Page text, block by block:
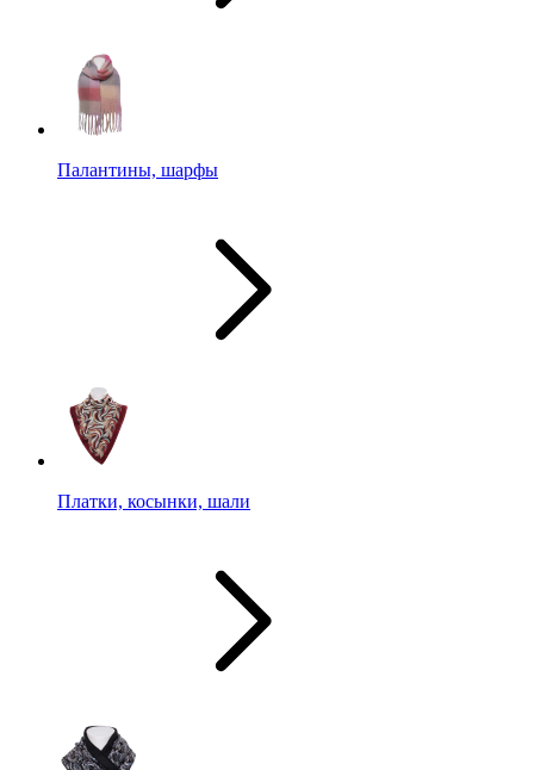
Палантины, шарфы
Платки, косынки, шали